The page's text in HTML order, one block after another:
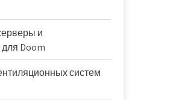
и
Doom
систем